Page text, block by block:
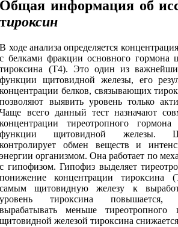
Общая информация об
тироксин
В ходе анализа определяется
с белками фракции основного гормона
тироксина (Т4). Это один из
функции щитовидной железы, его
концентрации белков, связывающих
позволяют выявить уровень только
Чаще всего данный тест назначают
концентрации тиреотропного
функции щитовидной железы.
контролирует обмен веществ и
энергии организмом. Она работает по
с гипофизом. Гипофиз выделяет
понижение концентрации тироксина
самым щитовидную железу к
уровень тироксина повышается,
вырабатывать меньше
щитовидной железой тироксина